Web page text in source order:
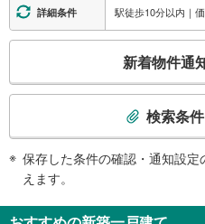
詳細条件
検
知
新着物件通
検索条
保存した条件の確認・通知設定
えます。